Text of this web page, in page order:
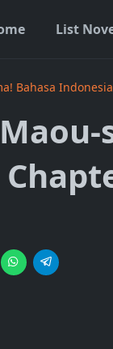
List
Bahasa Indonesia